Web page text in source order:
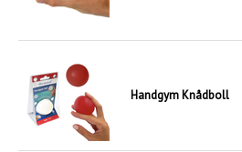
Handgym Knådboll